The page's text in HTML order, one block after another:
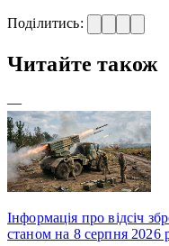
Поділитись:
Читайте також
—
Інформація про відсіч
станом на 8 серпня 2026